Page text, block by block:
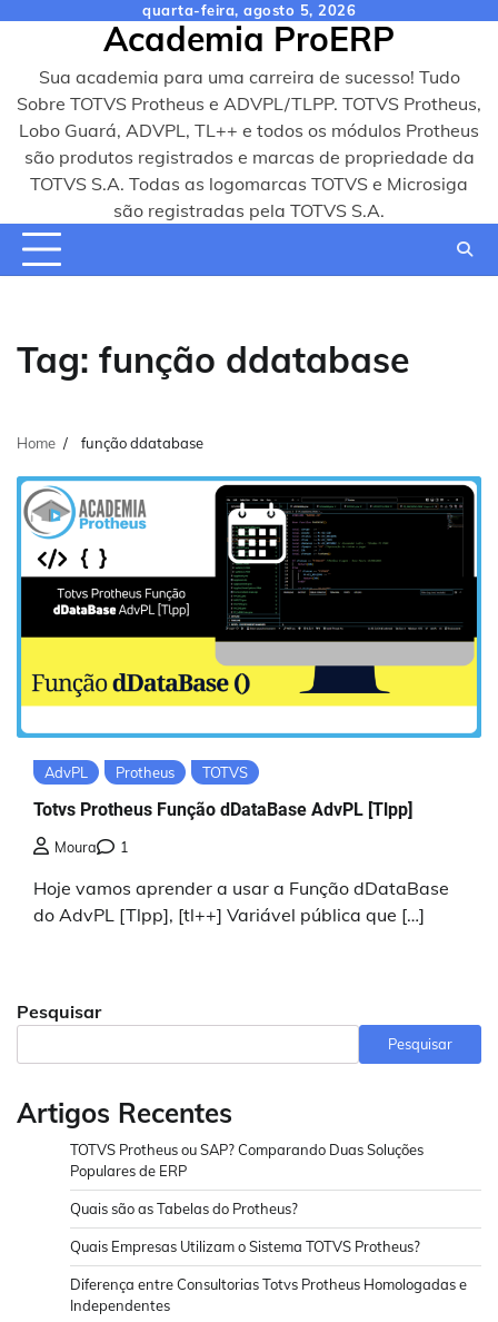
content
quarta-feira, agosto 5, 2026
Academia ProERP
Sua academia para uma carreira de sucesso! Tudo
Sobre TOTVS Protheus e ADVPL/TLPP. TOTVS Protheus,
Lobo Guará, ADVPL, TL++ e todos os módulos Protheus
são produtos registrados e marcas de propriedade da
TOTVS S.A. Todas as logomarcas TOTVS e Microsiga
são registradas pela TOTVS S.A.
Tag: função ddatabase
Home função ddatabase
AdvPL Protheus TOTVS
Totvs Protheus Função dDataBase AdvPL [Tlpp]
Moura 1
Hoje vamos aprender a usar a Função dDataBase
do AdvPL [Tlpp], [tl++] Variável pública que […]
Pesquisar
Pesquisar
Artigos Recentes
TOTVS Protheus ou SAP? Comparando Duas Soluções
Populares de ERP
Quais são as Tabelas do Protheus?
Quais Empresas Utilizam o Sistema TOTVS Protheus?
Diferença entre Consultorias Totvs Protheus Homologadas e
Independentes